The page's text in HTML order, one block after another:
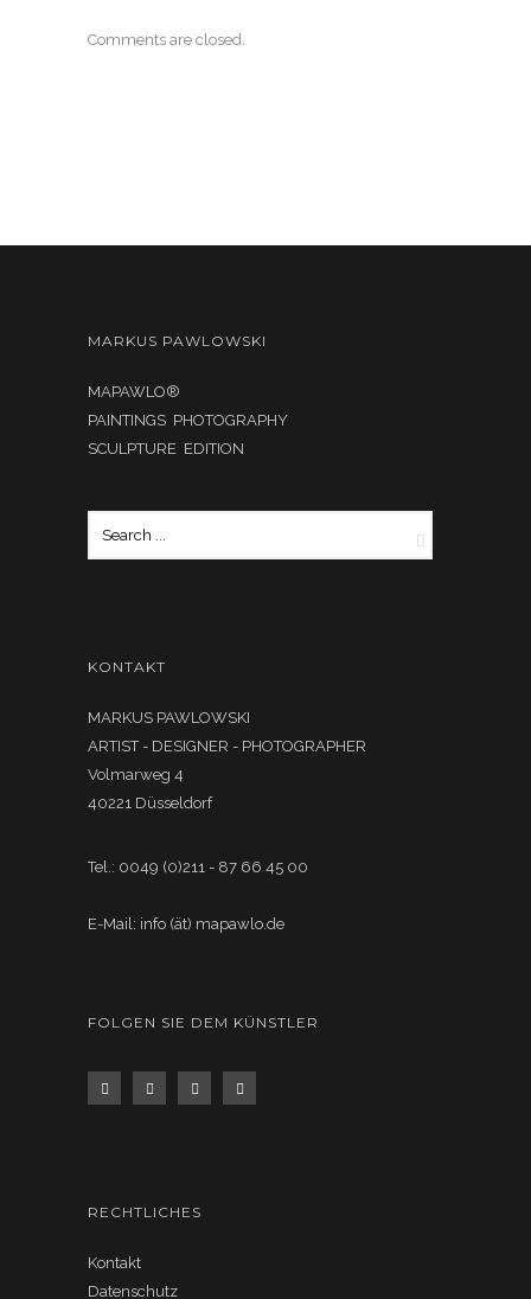
Comments are closed.
MARKUS PAWLOWSKI
MAPAWLO®
PAINTINGS PHOTOGRAPHY
SCULPTURE EDITION
KONTAKT
MARKUS PAWLOWSKI
ARTIST - DESIGNER - PHOTOGRAPHER
Volmarweg 4
40221 Düsseldorf
Tel.: 0049 (0)211 - 87 66 45 00
E-Mail: info (ät) mapawlo.de
FOLGEN SIE DEM KÜNSTLER
RECHTLICHES
Kontakt
Datenschutz